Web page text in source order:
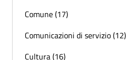
Comune (17)
Comunicazioni di servizio (12)
Cultura (16)